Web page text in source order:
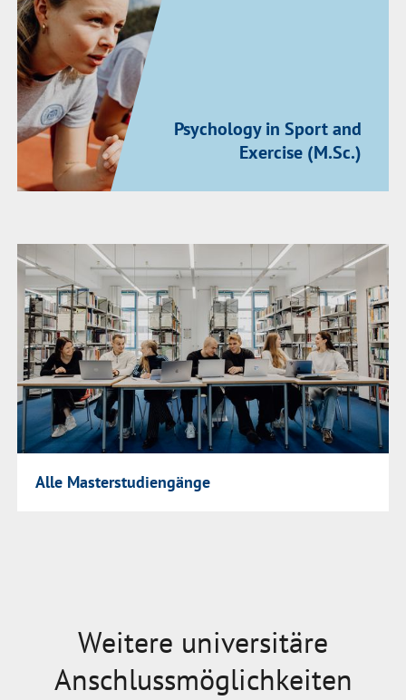
Psychology in Sport and
Exercise (M.Sc.)
Alle Masterstudiengänge
Weitere universitäre
Anschlussmöglichkeiten